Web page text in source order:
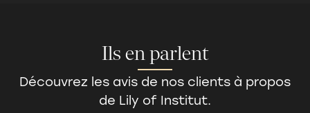
Ils en parlent
Découvrez les avis de nos clients à propos
de Lily of Institut.